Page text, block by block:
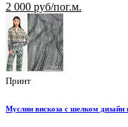
2 000 руб/пог.м.
Принт
Муслин вискоза с шелком дизайн